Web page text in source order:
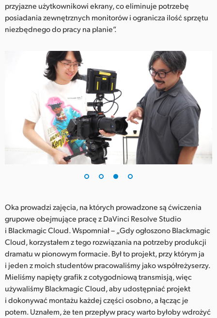
przyjazne użytkownikowi ekrany, co eliminuje potrzebę
posiadania zewnętrznych monitorów i ogranicza ilość sprzętu
niezbędnego do pracy na planie”.
Oka prowadzi zajęcia, na których prowadzone są ćwiczenia
grupowe obejmujące pracę z DaVinci Resolve Studio
i Blackmagic Cloud. Wspomniał – „Gdy ogłoszono Blackmagic
Cloud, korzystałem z tego rozwiązania na potrzeby produkcji
dramatu w pionowym formacie. Był to projekt, przy którym ja
i jeden z moich studentów pracowaliśmy jako współreżyserzy.
Mieliśmy napięty grafik z cotygodniową transmisją, więc
używaliśmy Blackmagic Cloud, aby udostępniać projekt
i dokonywać montażu każdej części osobno, a łącząc je
potem. Uznałem, że ten przepływ pracy warto byłoby wdrożyć